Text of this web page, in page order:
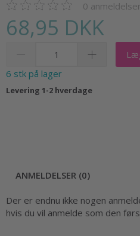
0 anmeldelser
68,95 DKK
6 stk på lager
Levering 1-2 hverdage
ANMELDELSER (0)
Der er endnu ikke nogen
hvis du vil anmelde som den